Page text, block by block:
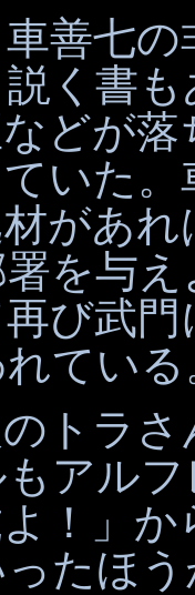
善七の
く書
どが
いた
があ
を与
び武
ている
トラさ
アル
！」
たほ